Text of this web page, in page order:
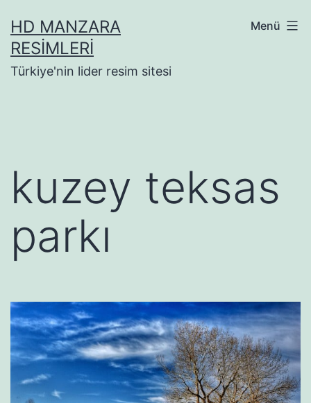
geçHD MANZARA
RESIMLERI
Türkiye'nin lider resim sitesi
Menü
kuzey teksas
parkı